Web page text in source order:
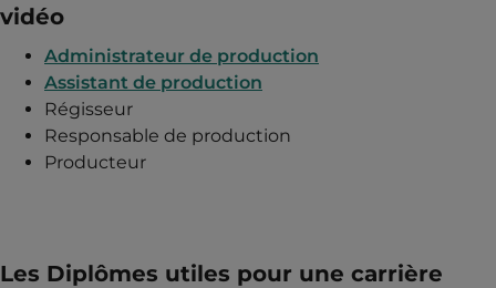
vidéo
Administrateur de production
Assistant de production
Régisseur
Responsable de production
Producteur
Les Diplômes utiles pour une carrière